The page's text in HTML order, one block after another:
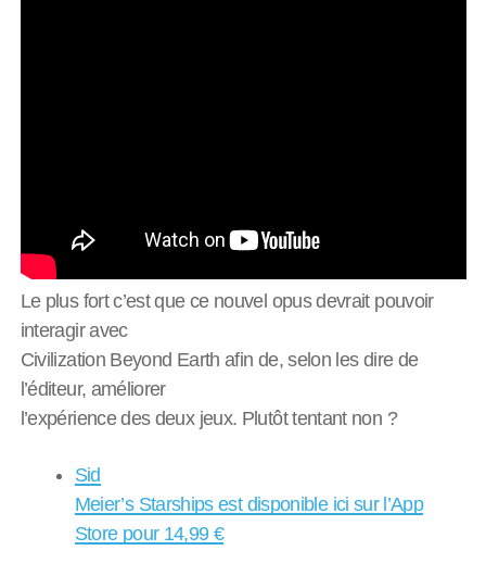
Le plus fort c’est que ce nouvel opus devrait pouvoir
interagir avec
Civilization Beyond Earth afin de, selon les dire de
l’éditeur, améliorer
l’expérience des deux jeux. Plutôt tentant non ?
Sid
Meier’s Starships est disponible ici sur l’App
Store pour 14,99 €